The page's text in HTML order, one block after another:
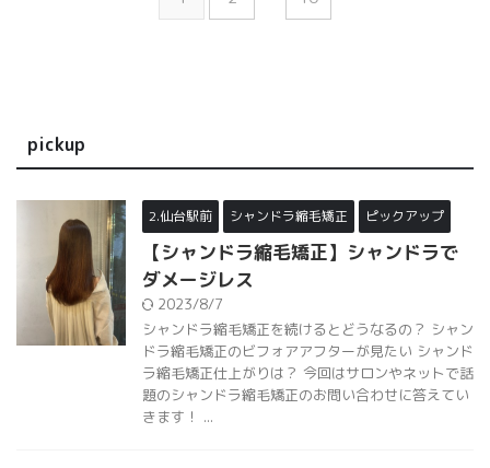
pickup
2.仙台駅前 シャンドラ縮毛矯正 ピックアップ
【シャンドラ縮毛矯正】シャンドラで
ダメージレス
2023/8/7
シャンドラ縮毛矯正を続けるとどうなるの？ シャン
ドラ縮毛矯正のビフォアアフターが見たい シャンド
ラ縮毛矯正仕上がりは？ 今回はサロンやネットで話
題のシャンドラ縮毛矯正のお問い合わせに答えてい
きます！ ...